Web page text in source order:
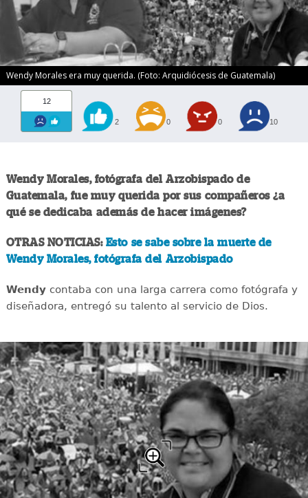
Wendy Morales era muy querida. (Foto: Arquidiócesis de Guatemala)
12
2 0 0 10
Wendy Morales, fotógrafa del Arzobispado de
Guatemala, fue muy querida por sus compañeros ¿a
qué se dedicaba además de hacer imágenes?
OTRAS NOTICIAS: Esto se sabe sobre la muerte de
Wendy Morales, fotógrafa del Arzobispado
Wendycontaba con una larga carrera como fotógrafa y
diseñadora, entregó su talento al servicio de Dios.